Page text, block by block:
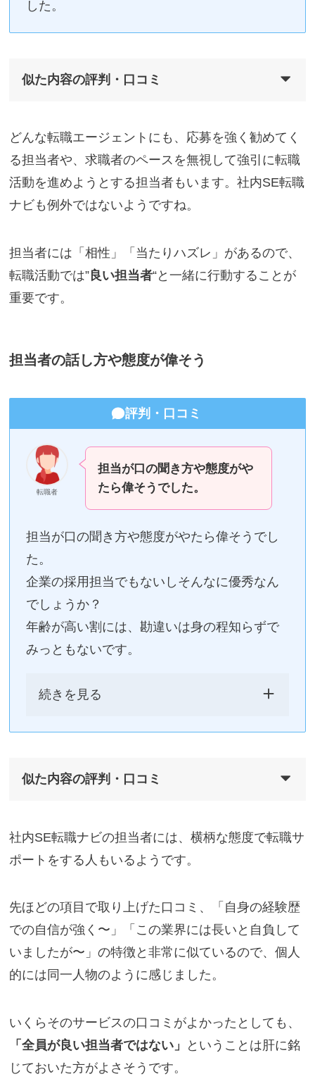
した。
似た内容の評判・口コミ
どんな転職エージェントにも、応募を強く勧めてく
る担当者や、求職者のペースを無視して強引に転職
活動を進めようとする担当者もいます。社内SE転職
ナビも例外ではないようですね。
担当者には「相性」「当たりハズレ」があるので、
転職活動では” 良い担当者“と一緒に行動することが
重要です。
担当者の話し方や態度が偉そう
評判・口コミ
転職者
担当が口の聞き方や態度がや
たら偉そうでした。
担当が口の聞き方や態度がやたら偉そうでし
た。
企業の採用担当でもないしそんなに優秀なん
でしょうか？
年齢が高い割には、勘違いは身の程知らずで
みっともないです。
続きを見る
似た内容の評判・口コミ
社内SE転職ナビの担当者には、横柄な態度で転職サ
ポートをする人もいるようです。
先ほどの項目で取り上げた口コミ、「自身の経験歴
での自信が強く〜」「この業界には長いと自負して
いましたが〜」の特徴と非常に似ているので、個人
的には同一人物のように感じました。
いくらそのサービスの口コミがよかったとしても、
「全員が良い担当者ではない」
ということは肝に銘
じておいた方がよさそうです。